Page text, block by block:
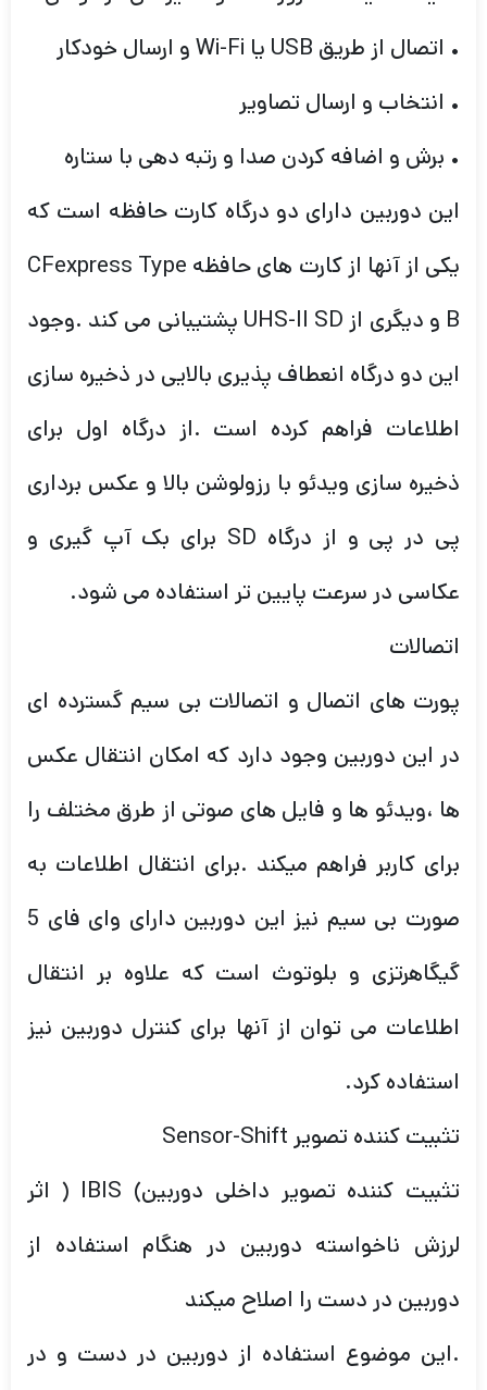
• اتصال از طریق USB یا Wi-Fi و ارسال خودکار
• انتخاب و ارسال تصاویر
• برش و اضافه کردن صدا و رتبه دهی با ستاره
این دوربین دارای دو درگاه کارت حافظه است که
یکی از آنها از کارت های حافظه CFexpress Type
B و دیگری از UHS-II SD پشتیبانی می کند .وجود
این دو درگاه انعطاف پذیری بالایی در ذخیره سازی
اطلاعات فراهم کرده است .از درگاه اول برای
ذخیره سازی ویدئو با رزولوشن بالا و عکس برداری
پی در پی و از درگاه SD برای بک آپ گیری و
عکاسی در سرعت پایین تر استفاده می شود.
اتصالات
پورت های اتصال و اتصالات بی سیم گسترده ای
در این دوربین وجود دارد که امکان انتقال عکس
ها ،ویدئو ها و فایل های صوتی از طرق مختلف را
برای کاربر فراهم میکند .برای انتقال اطلاعات به
صورت بی سیم نیز این دوربین دارای وای فای 5
گیگاهرتزی و بلوتوث است که علاوه بر انتقال
اطلاعات می توان از آنها برای کنترل دوربین نیز
استفاده کرد.
تثبیت کننده تصویر Sensor-Shift
تثبیت کننده تصویر داخلی دوربین) IBIS ( اثر
لرزش ناخواسته دوربین در هنگام استفاده از
دوربین در دست را اصلاح میکند
.این موضوع استفاده از دوربین در دست و در